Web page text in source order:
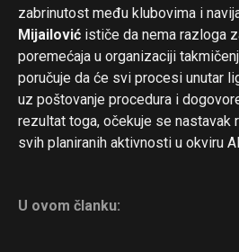
zabrinutost među klubovima i
Mijailović ističe da nema razloga
poremećaja u organizaciji
poručuje da će svi procesi unutar
uz poštovanje procedura i
rezultat toga, očekuje se nastavak
svih planiranih aktivnosti u okviru
U ovom članku: